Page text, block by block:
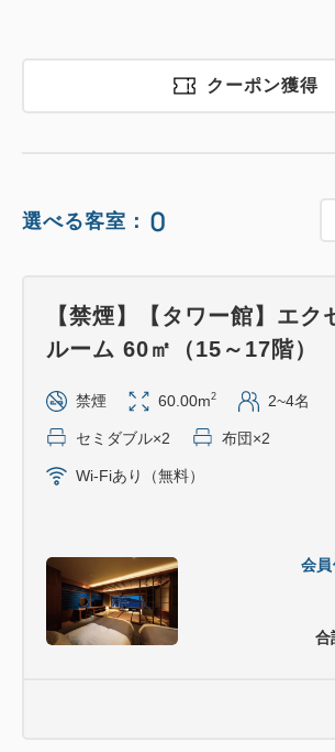
お部屋には色鮮やかなフラワーアレ
■記念日特典■
意。
【特典③】フラワーアレンジメント
※フラワーアレンジメントはチェッ
に予めご用意いたします。
※内容は仕入れ状況により変更とな
す。予めご了承ください。
エクセレンシィフロアはタワー館上
の3フロア。
「エクセレンシィルーム」は60㎡の
クーポン獲得
選べる客室： 0
会
合
【禁煙】【タワー館】エク
ルーム 60㎡（15～17階）
禁煙 60.00m2 2~4名
セミダブル×2 布団×2
Wi-Fiあり（無料）